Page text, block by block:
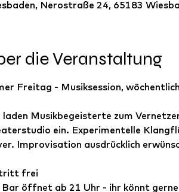
Nerostraße 24, 65183
die Veranstaltung
Freitag - Musiksession,
Musikbegeisterte zum
ein. Experimentelle
Improvisation ausdrücklich
frei
Bar öffnet ab 21 Uhr - ihr könnt